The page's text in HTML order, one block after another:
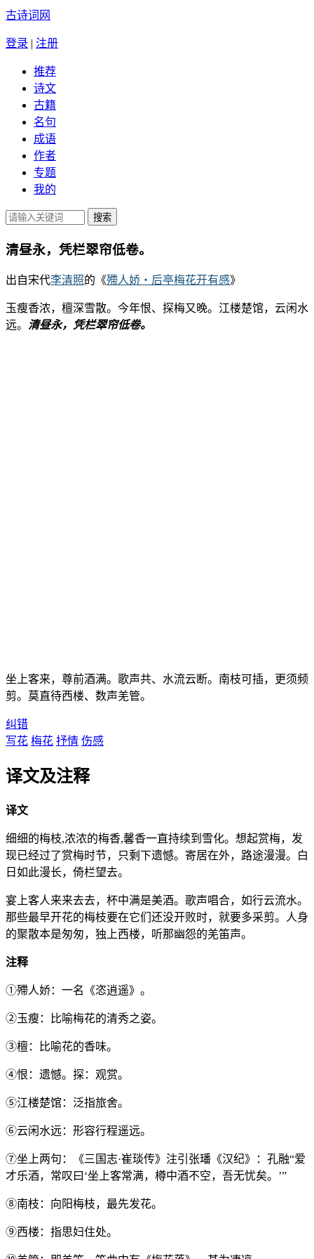
古诗词网
登录 | 注册
推荐
诗文
古籍
名句
成语
作者
专题
我的
清昼永，凭栏翠帘低卷。
出自宋代李清照的《殢人娇・后亭梅花开有感》
玉瘦香浓，檀深雪散。今年恨、探梅又晚。江楼楚馆，云闲水
远。 清昼永，凭栏翠帘低卷。
坐上客来，尊前酒满。歌声共、水流云断。南枝可插，更须频
剪。莫直待西楼、数声羌管。
纠错
写花 梅花 抒情 伤感
译文及注释
译文
细细的梅枝,浓浓的梅香,馨香一直持续到雪化。想起赏梅，发
现已经过了赏梅时节，只剩下遗憾。寄居在外，路途漫漫。白
日如此漫长，倚栏望去。
宴上客人来来去去，杯中满是美酒。歌声唱合，如行云流水。
那些最早开花的梅枝要在它们还没开败时，就要多采剪。人身
的聚散本是匆匆，独上西楼，听那幽怨的羌笛声。
注释
①殢人娇：一名《恣逍遥》。
②玉瘦：比喻梅花的清秀之姿。
③檀：比喻花的香味。
④恨：遗憾。探：观赏。
⑤江楼楚馆：泛指旅舍。
⑥云闲水远：形容行程遥远。
⑦坐上两句：《三国志·崔琰传》注引张璠《汉纪》：孔融“爱
才乐酒，常叹曰‘坐上客常满，樽中酒不空，吾无忧矣。’”
⑧南枝：向阳梅枝，最先发花。
⑨西楼：指思妇住处。